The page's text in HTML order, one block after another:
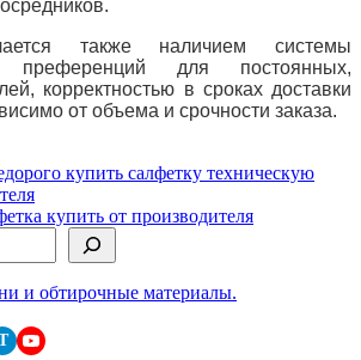
также наличием системы
преференций для постоянных,
корректностью в сроках доставки
от объема и срочности заказа.
купить салфетку техническую
купить от производителя